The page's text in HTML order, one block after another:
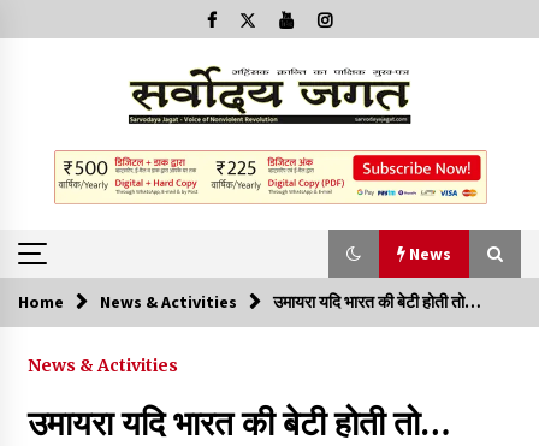
News
News
2 years ago
Home News & Activities उमायरा यदि भारत की बेटी होती तो…
News & Activities
उमायरा यदि भारत की बेटी होती तो…